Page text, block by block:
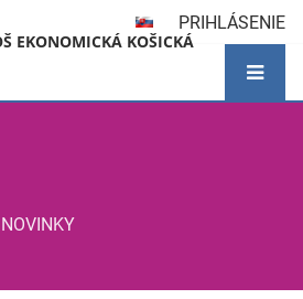
PRIHLÁSENIE
EKONOMICKÁ KOŠICKÁ
NOVINKY